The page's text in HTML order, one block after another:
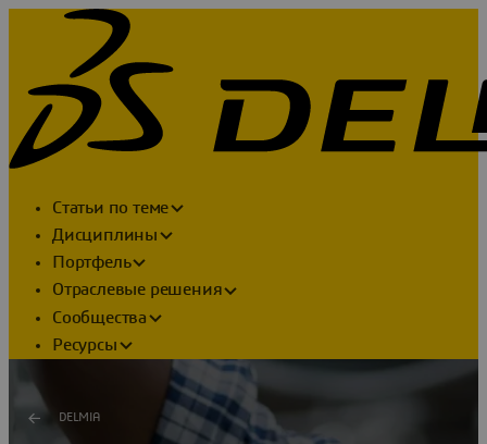
Статьи по теме
Дисциплины
Портфель
Отраслевые решения
Сообщества
Ресурсы
DELMIA